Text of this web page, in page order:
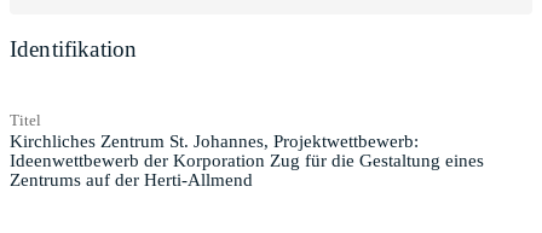
Identifikation
Titel
Kirchliches Zentrum St. Johannes, Projektwettbewerb:
Ideenwettbewerb der Korporation Zug für die Gestaltung eines
Zentrums auf der Herti-Allmend